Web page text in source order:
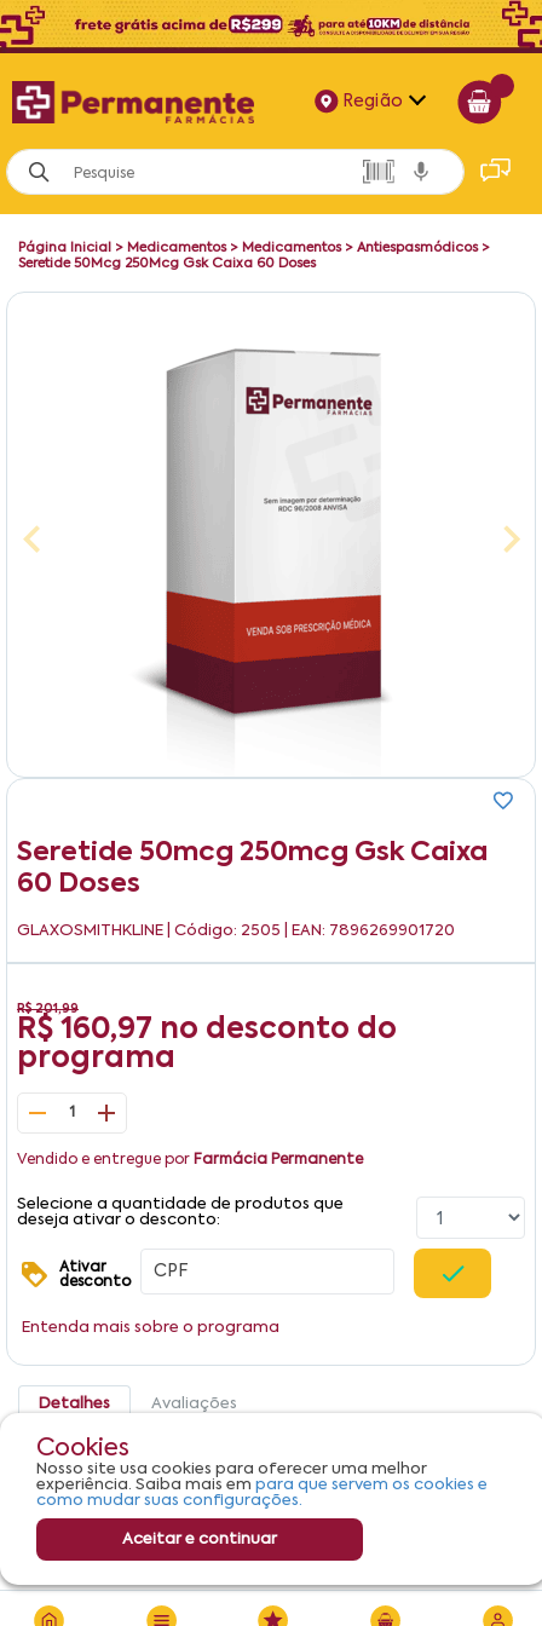
Região
Alagoas
Bahia
Página Inicial > Medicamentos> Medicamentos> Antiespasmódicos>
Seretide 50Mcg 250Mcg Gsk Caixa 60 Doses
Seretide 50mcg 250mcg Gsk Caixa
60 Doses
GLAXOSMITHKLINE | Código: 2505 | EAN: 7896269901720
R$ 201,99
R$ 160,97 no desconto do
programa
1
Vendido e entregue por Farmácia Permanente
Selecione a quantidade de produtos que
deseja ativar o desconto:
Ativar
desconto
Entenda mais sobre o programa
Detalhes Avaliações
Produto não apresenta descrição.
Cookies
Nosso site usa cookies para oferecer uma melhor
experiência. Saiba mais em para que servem os cookies e
como mudar suas configurações.
Aceitar e continuar